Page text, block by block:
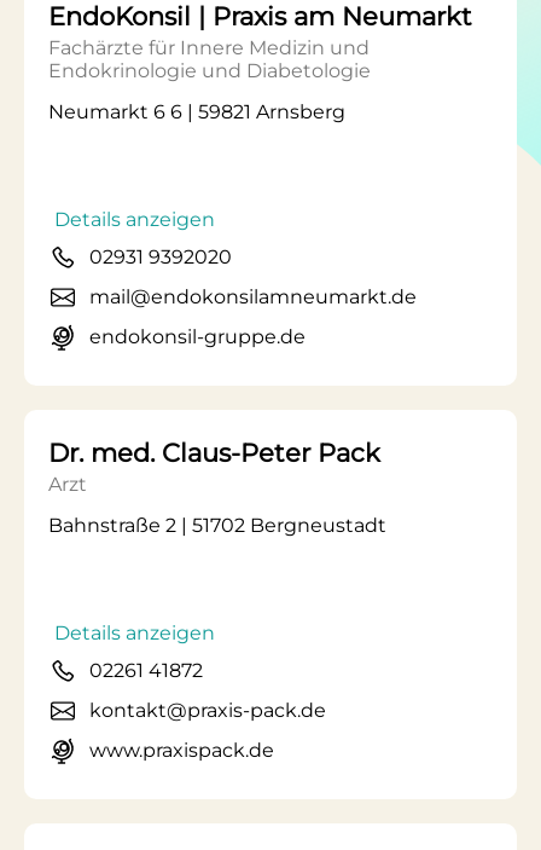
EndoKonsil | Praxis am Neumarkt
Fachärzte für Innere Medizin und
Endokrinologie und Diabetologie
Neumarkt 6 6 | 59821 Arnsberg
Details anzeigen
02931 9392020
mail@endokonsilamneumarkt.de
endokonsil-gruppe.de
Dr. med. Claus-Peter Pack
Arzt
Bahnstraße 2 | 51702 Bergneustadt
Details anzeigen
02261 41872
kontakt@praxis-pack.de
www.praxispack.de